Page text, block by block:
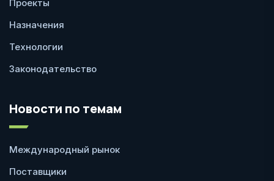
Проекты
Назначения
Технологии
Законодательство
Новости по темам
Международный рынок
Поставщики